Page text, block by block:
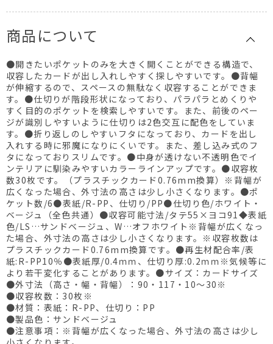
商品について
●開きたいポケットのみを大きく開くことができる構造で、
収容したカードが出し入れしやすく探しやすいです。●背幅
が伸縮するので、スペースの無駄なく収容することができま
す。●仕切りが階段形状になっており、パラパラとめくりや
すく目的のポケットを検索しやすいです。また、前後のペー
ジが識別しやすいように仕切りは2色交互に配色をしていま
す。●折り返しのしやすいフタになっており、カードを出し
入れする時に邪魔になりにくいです。また、差し込み式のフ
タになっておりスリムです。●中身が透けない不透明色でイ
ンテリアに馴染みやすいカラーラインアップです。●収容枚
数30枚です。（プラスチックカード0.76mm換算）※背幅が
広くなった場合、外寸法の高さは少し小さくなります。●ポ
ケット数/6●表紙/R-PP、仕切り/PP●仕切り色/ホワイト・
ベージュ（全色共通）●収容可能寸法/タテ55×ヨコ91◆表紙
色/LS…サンドベージュ、W…オフホワイト※背幅が広くなっ
た場合、外寸法の高さは少し小さくなります。※収容枚数は
プラスチックカード0.76mm換算です。●再生材配合率/表
紙:R-PP10％●表紙厚/0.4ｍｍ、仕切り厚:0.2ｍｍ※気候等に
より若干変化することがあります。●サイズ：カードサイズ
●外寸法（高さ・幅・背幅）：90・117・10～30※
●収容枚数：30枚※
●材質：表紙：R-PP、仕切り：PP
●製品色：サンドベージュ
●注意事項：※背幅が広くなった場合、外寸法の高さは少し